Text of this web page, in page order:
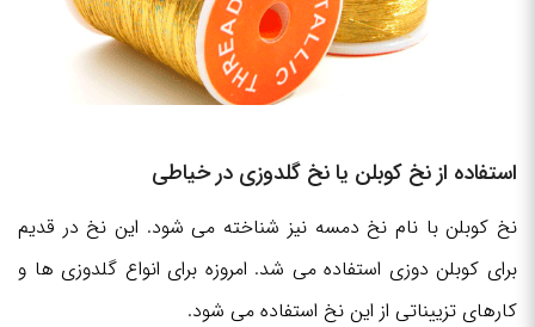
استفاده از نخ کوبلن یا نخ گلدوزی در خیاطی
نخ کوبلن با نام نخ دمسه نیز شناخته می شود. این نخ در قدیم
برای کوبلن دوزی استفاده می شد. امروزه برای انواع گلدوزی ها و
کارهای تزییناتی از این نخ استفاده می شود.